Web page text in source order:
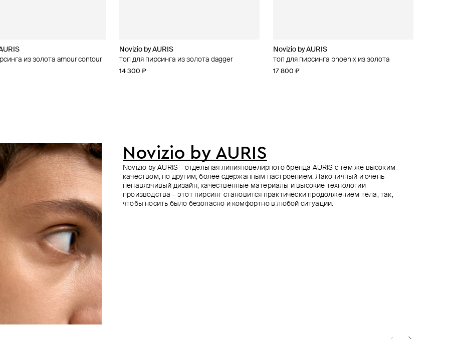
из золота amour contour
Novizio by AURIS
топ для пирсинга из золота dagger
14 300 ₽
Novizio by AURIS
топ для пирсинга phoenix из золота
17 800 ₽
из золота nefertiti
Novizio by AURIS
топ для пирсинга из золота amour contour
15 900 ₽
Novizio by AURIS
топ для пирсинга из золота phoenix small
right
aspiration crushd 8mm
Novizio by AURIS
топ для пирсинга из платины phoenix
15 400 ₽
Novizio by AURIS
топ для пирсинга из платины phoenix
15 400 ₽
axe из золота
AURIS
топ для пирсинга butterfly из золота
39 000 ₽
AURIS
топ для пирсинга из золота starmoon
21 600 ₽
Novizio by AURIS
Novizio by AURIS – отдельная линия ювелирного бренда AURIS с тем же высоким
качеством, но другим, более сдержанным настроением. Лаконичный и очень
ненавязчивый дизайн, качественные материалы и высокие технологии
производства – этот пирсинг становится практически продолжением тела, так,
чтобы носить было безопасно и комфортно в любой ситуации.